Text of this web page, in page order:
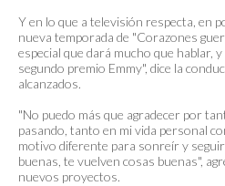
Y en lo que a televisión respecta, en
nueva temporada de "Corazones
especial que dará mucho que hablar,
segundo premio Emmy", dice la
alcanzados.
"No puedo más que agradecer por
pasando, tanto en mi vida personal
motivo diferente para sonreír y
buenas, te vuelven cosas buenas",
nuevos proyectos.